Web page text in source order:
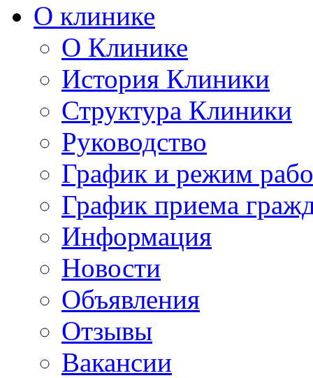
О клинике
О Клинике
История Клиники
Структура Клиники
Руководство
График и режим
График приема
Информация
Новости
Объявления
Отзывы
Вакансии